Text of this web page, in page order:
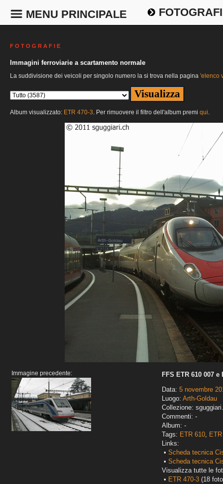
MENU PRINCIPALE
F O T O G R A F I E
Immagini ferroviarie a scartamento normale
La suddivisione dei veicoli per singolo numero la si trova nella pagina 'elenco
Album visualizzato: ETR 470-3. Per rimuovere il filtro dell'album premi qui.
Immagine precedente:
FFS ETR 610 007 e
Data: 5 novembre
Luogo: Arth-Goldau
Collezione:
Commenti: -
Album: -
Tags: ETR 610,
Links:
• Scheda tecnica
• Scheda tecnica
Visualizza tutte le
• ETR 470-3 (18